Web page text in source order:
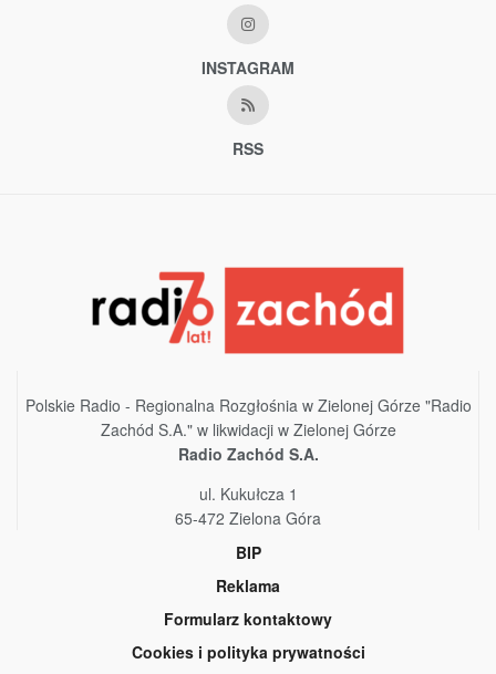
INSTAGRAM
RSS
Polskie Radio - Regionalna Rozgłośnia w Zielonej Górze "Radio
Zachód S.A." w likwidacji w Zielonej Górze
Radio Zachód S.A.
ul. Kukułcza 1
65-472 Zielona Góra
BIP
Reklama
Formularz kontaktowy
Cookies i polityka prywatności